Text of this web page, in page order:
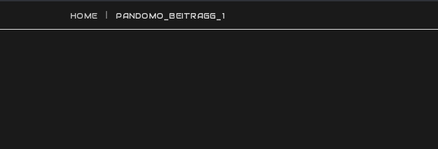
HOME PANDOMO_BEITRAGG_1